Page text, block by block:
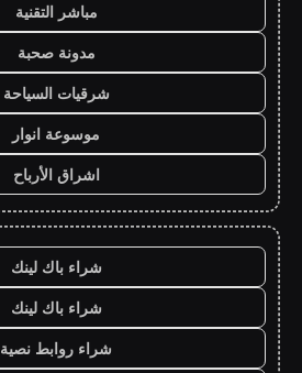
مباشر التقنية
مدونة صحبة
شرقيات السياحة
موسوعة انوار
اشراق الأرباح
شراء باك لينك
شراء باك لينك
شراء روابط نصية